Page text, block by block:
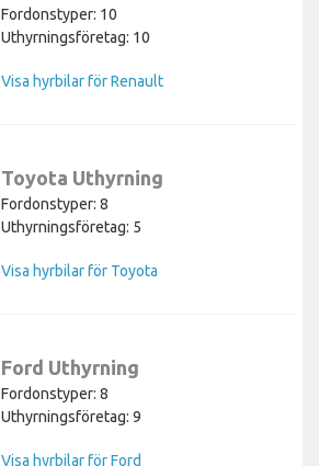
Fordonstyper: 10
Uthyrningsföretag: 10
Visa hyrbilar för Renault
Toyota Uthyrning
Fordonstyper: 8
Uthyrningsföretag: 5
Visa hyrbilar för Toyota
Ford Uthyrning
Fordonstyper: 8
Uthyrningsföretag: 9
Visa hyrbilar för Ford